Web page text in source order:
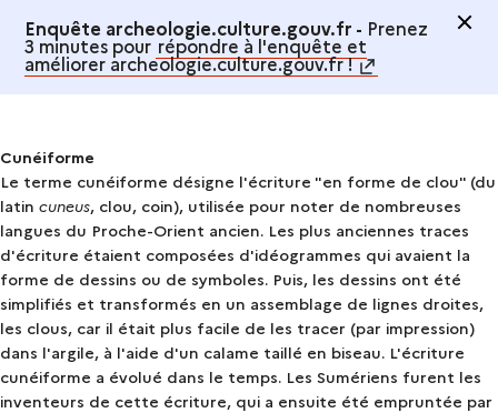
Enquête archeologie.culture.gouv.fr - Prenez
3 minutes pour répondre à l'enquête et
améliorer archeologie.culture.gouv.fr !
Cunéiforme
Le terme cunéiforme désigne l'écriture "en forme de clou" (du
latin cuneus, clou, coin), utilisée pour noter de nombreuses
langues du Proche-Orient ancien. Les plus anciennes traces
d'écriture étaient composées d'idéogrammes qui avaient la
forme de dessins ou de symboles. Puis, les dessins ont été
simplifiés et transformés en un assemblage de lignes droites,
les clous, car il était plus facile de les tracer (par impression)
dans l'argile, à l'aide d'un calame taillé en biseau. L'écriture
cunéiforme a évolué dans le temps. Les Sumériens furent les
inventeurs de cette écriture, qui a ensuite été empruntée par